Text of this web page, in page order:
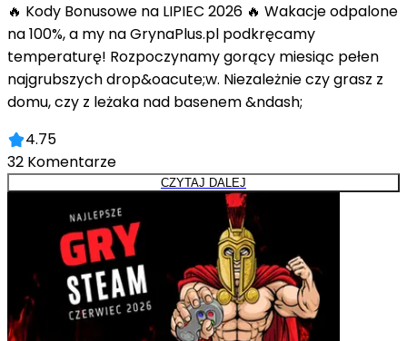
🔥 Kody Bonusowe na LIPIEC 2026 🔥 Wakacje odpalone
na 100%, a my na GrynaPlus.pl podkręcamy
temperaturę! Rozpoczynamy gorący miesiąc pełen
najgrubszych drop&oacute;w. Niezależnie czy grasz z
domu, czy z leżaka nad basenem &ndash;
4.75
32 Komentarze
CZYTAJ DALEJ